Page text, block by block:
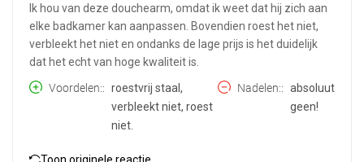
Ik hou van deze douchearm, omdat ik weet dat hij zich aan
elke badkamer kan aanpassen. Bovendien roest het niet,
verbleekt het niet en ondanks de lage prijs is het duidelijk
dat het echt van hoge kwaliteit is.
Voordelen:
roestvrij staal,
verbleekt niet, roest
niet.
Nadelen:
absoluut
geen!